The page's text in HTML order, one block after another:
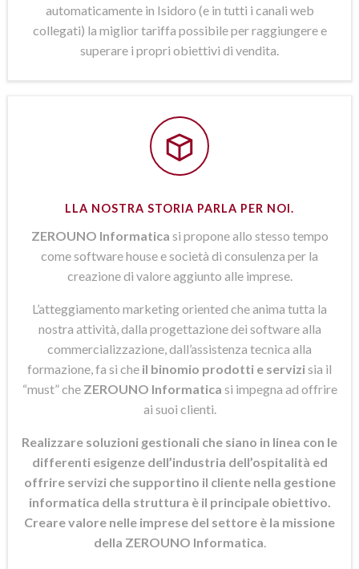
automaticamente in Isidoro (e in tutti i canali web
collegati) la miglior tariffa possibile per raggiungere e
superare i propri obiettivi di vendita.
LLA NOSTRA STORIA PARLA PER NOI.
ZEROUNO Informatica si propone allo stesso tempo
come software house e società di consulenza per la
creazione di valore aggiunto alle imprese.
L’atteggiamento marketing oriented che anima tutta la
nostra attività, dalla progettazione dei software alla
commercializzazione, dall’assistenza tecnica alla
formazione, fa si che il binomio prodotti e servizisia il
“must” che ZEROUNO Informatica si impegna ad offrire
ai suoi clienti.
Realizzare soluzioni gestionali che siano in linea con le
differenti esigenze dell’industria dell’ospitalità ed
offrire servizi che supportino il cliente nella gestione
informatica della struttura è il principale obiettivo.
Creare valore nelle imprese del settore è la missione
della ZEROUNO Informatica